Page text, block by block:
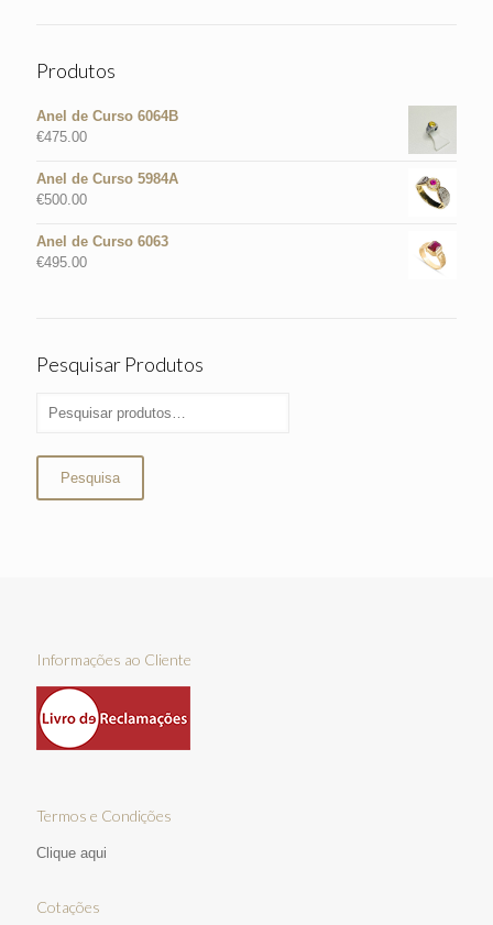
Produtos
Anel de Curso 6064B
€475.00
Anel de Curso 5984A
€500.00
Anel de Curso 6063
€495.00
Pesquisar Produtos
Pesquisa
Informações ao Cliente
Termos e Condições
Clique aqui
Cotações